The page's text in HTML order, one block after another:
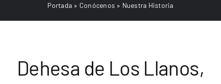
Bodega
Portada » Conócenos » Nuestra Historia
Dehesa de Los Llanos,